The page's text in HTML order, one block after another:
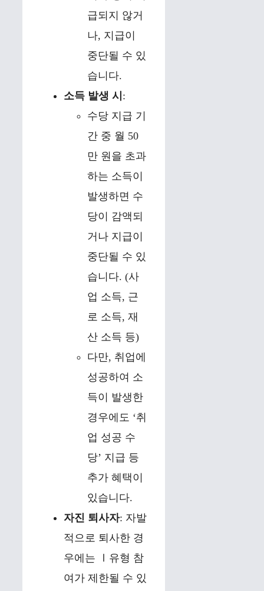
급되지 않거
나, 지급이
중단될 수 있
습니다.
소득 발생 시 :
수당 지급 기
간 중 월 50
만 원을 초과
하는 소득이
발생하면 수
당이 감액되
거나 지급이
중단될 수 있
습니다. (사
업 소득, 근
로 소득, 재
산 소득 등)
다만, 취업에
성공하여 소
득이 발생한
경우에도 ‘취
업 성공 수
당’ 지급 등
추가 혜택이
있습니다.
자진 퇴사자: 자발
적으로 퇴사한 경
우에는 Ⅰ유형 참
여가 제한될 수 있